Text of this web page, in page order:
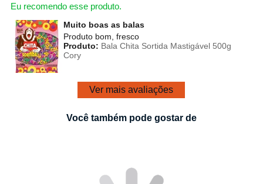
Eu recomendo esse produto.
Muito boas as balas
Produto bom, fresco
Produto: Bala Chita Sortida Mastigável 500g
Cory
Ver mais avaliações
Você também pode gostar de